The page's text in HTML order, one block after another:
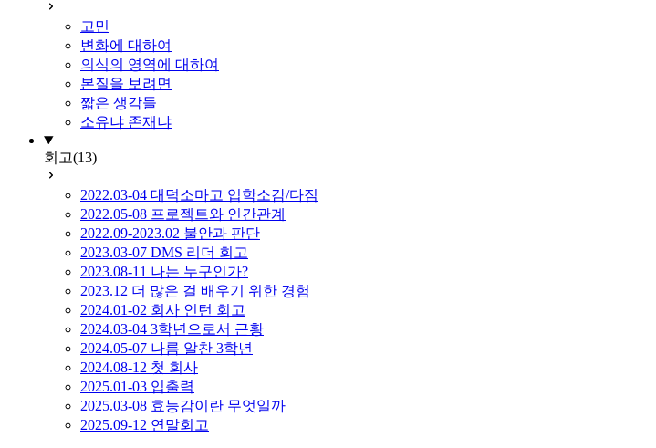
고민
변화에 대하여
의식의 영역에 대하여
본질을 보려면
짧은 생각들
소유냐 존재냐
회고(13)
2022.03-04 대덕소마고 입학소감/다짐
2022.05-08 프로젝트와 인간관계
2022.09-2023.02 불안과 판단
2023.03-07 DMS 리더 회고
2023.08-11 나는 누구인가?
2023.12 더 많은 걸 배우기 위한 경험
2024.01-02 회사 인턴 회고
2024.03-04 3학년으로서 근황
2024.05-07 나름 알찬 3학년
2024.08-12 첫 회사
2025.01-03 입출력
2025.03-08 효능감이란 무엇일까
2025.09-12 연말회고